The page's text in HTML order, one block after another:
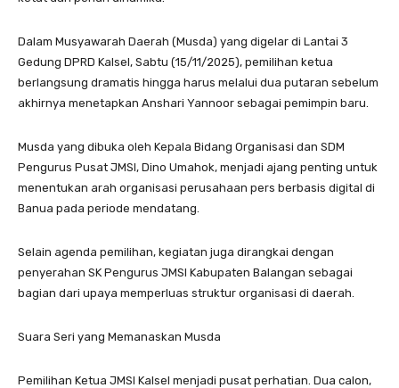
Dalam Musyawarah Daerah (Musda) yang digelar di Lantai 3
Gedung DPRD Kalsel, Sabtu (15/11/2025), pemilihan ketua
berlangsung dramatis hingga harus melalui dua putaran sebelum
akhirnya menetapkan Anshari Yannoor sebagai pemimpin baru.
Musda yang dibuka oleh Kepala Bidang Organisasi dan SDM
Pengurus Pusat JMSI, Dino Umahok, menjadi ajang penting untuk
menentukan arah organisasi perusahaan pers berbasis digital di
Banua pada periode mendatang.
Selain agenda pemilihan, kegiatan juga dirangkai dengan
penyerahan SK Pengurus JMSI Kabupaten Balangan sebagai
bagian dari upaya memperluas struktur organisasi di daerah.
Suara Seri yang Memanaskan Musda
Pemilihan Ketua JMSI Kalsel menjadi pusat perhatian. Dua calon,